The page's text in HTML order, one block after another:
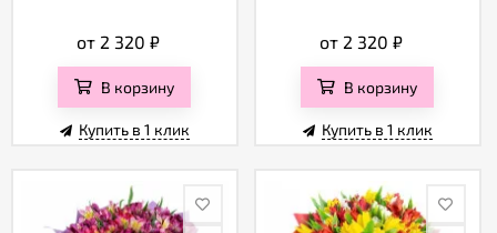
от 2 320 ₽
В корзину
Купить в 1 клик
от 2 320 ₽
В корзину
Купить в 1 клик